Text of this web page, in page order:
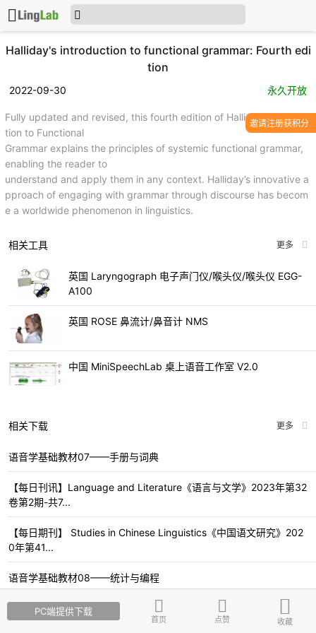
Halliday's introduction to functional grammar: Fourth edi
tion
2022-09-30 永久开放
Fully updated and revised, this fourth edition of Halliday’s Introduc
tion to Functional
Grammar explains the principles of systemic functional grammar,
enabling the reader to
understand and apply them in any context. Halliday’s innovative a
pproach of engaging with grammar through discourse has becom
e a worldwide phenomenon in linguistics.
更多
相关工具
英国 Laryngograph 电子声门仪/喉头仪/喉头仪 EGG-
A100
英国 ROSE 鼻流计/鼻音计 NMS
中国 MiniSpeechLab 桌上语音工作室 V2.0
更多
相关下载
语音学基础教材07——手册与词典
【每日刊讯】Language and Literature《语言与文学》2023年第32
卷第2期-共7...
【每日期刊】 Studies in Chinese Linguistics《中国语文研究》202
0年第41...
语音学基础教材08——统计与编程
【每日刊讯】Annals of Dyslexia《阅读障碍年鉴》2021年第71卷第
3期-共8篇论...
邀请注册获积分
PC端提供下载
首页 点赞 收藏